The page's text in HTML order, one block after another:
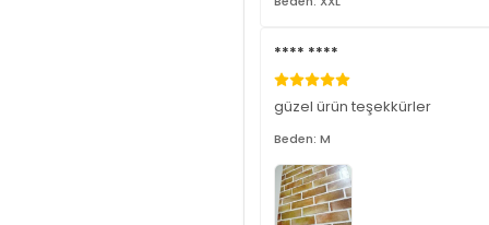
**** ****
güzel ürün teşekkürler
Beden: M